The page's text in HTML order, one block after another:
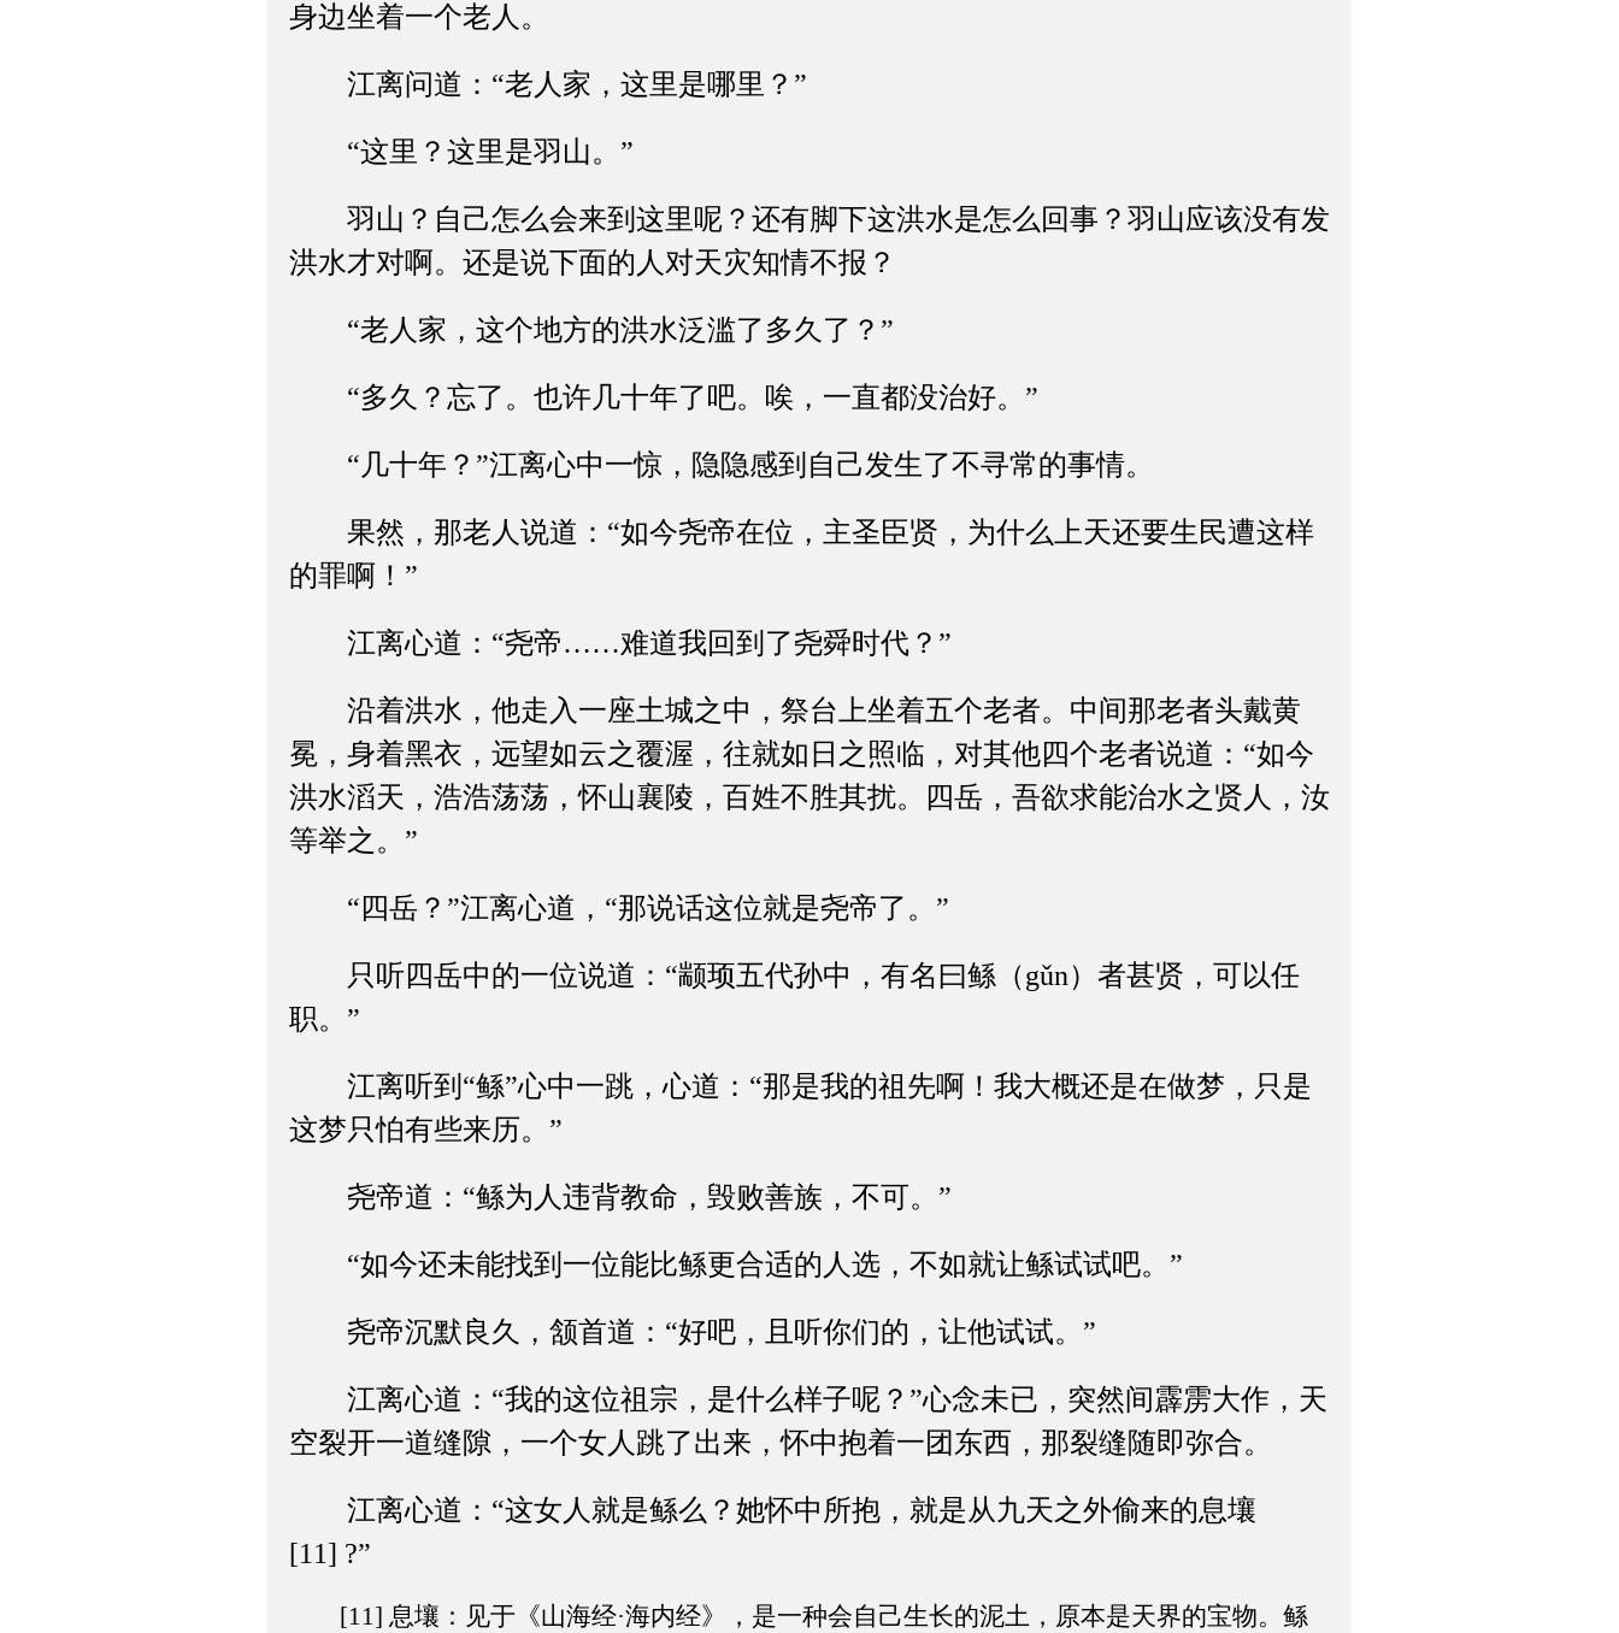
身边坐着一个老人。
江离问道：“老人家，这里是哪里？”
“这里？这里是羽山。”
羽山？自己怎么会来到这里呢？还有脚下这洪水是怎么回事？羽山应该没有发
洪水才对啊。还是说下面的人对天灾知情不报？
“老人家，这个地方的洪水泛滥了多久了？”
“多久？忘了。也许几十年了吧。唉，一直都没治好。”
“几十年？”江离心中一惊，隐隐感到自己发生了不寻常的事情。
果然，那老人说道：“如今尧帝在位，主圣臣贤，为什么上天还要生民遭这样
的罪啊！”
江离心道：“尧帝……难道我回到了尧舜时代？”
沿着洪水，他走入一座土城之中，祭台上坐着五个老者。中间那老者头戴黄
冕，身着黑衣，远望如云之覆渥，往就如日之照临，对其他四个老者说道：“如今
洪水滔天，浩浩荡荡，怀山襄陵，百姓不胜其扰。四岳，吾欲求能治水之贤人，汝
等举之。”
“四岳？”江离心道，“那说话这位就是尧帝了。”
只听四岳中的一位说道：“颛顼五代孙中，有名曰鲧（gǔn）者甚贤，可以任
职。”
江离听到“鲧”心中一跳，心道：“那是我的祖先啊！我大概还是在做梦，只是
这梦只怕有些来历。”
尧帝道：“鲧为人违背教命，毁败善族，不可。”
“如今还未能找到一位能比鲧更合适的人选，不如就让鲧试试吧。”
尧帝沉默良久，颔首道：“好吧，且听你们的，让他试试。”
江离心道：“我的这位祖宗，是什么样子呢？”心念未已，突然间霹雳大作，天
空裂开一道缝隙，一个女人跳了出来，怀中抱着一团东西，那裂缝随即弥合。
江离心道：“这女人就是鲧么？她怀中所抱，就是从九天之外偷来的息壤
[11] ?”
[11] 息壤：见于《山海经·海内经》，是一种会自己生长的泥土，原本是天界的宝物。鲧